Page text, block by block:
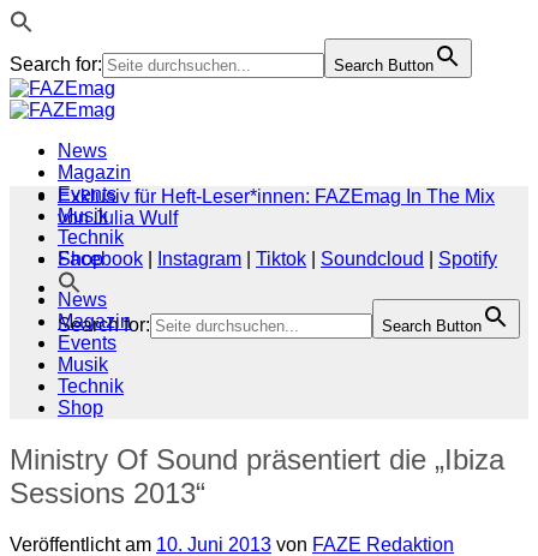
Search for: Search Button
Zum
Inhalt
News
Magazin
Events
Musik
Technik
Shop
Search for: Search Button
Exklusiv für Heft-Leser*innen: FAZEmag In The Mix
von Julia Wulf
Facebook
Instagram Tiktok Soundcloud
Spotify
News
Magazin
Events
Musik
Technik
Shop
Ministry Of Sound präsentiert die „Ibiza
Sessions 2013“
Veröffentlicht am 10. Juni 2013 von FAZE Redaktion